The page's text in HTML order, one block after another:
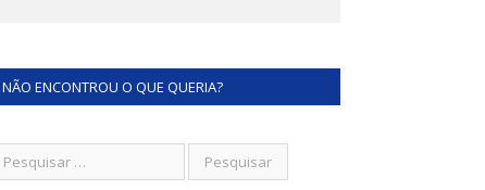
NÃO ENCONTROU O QUE QUERIA?